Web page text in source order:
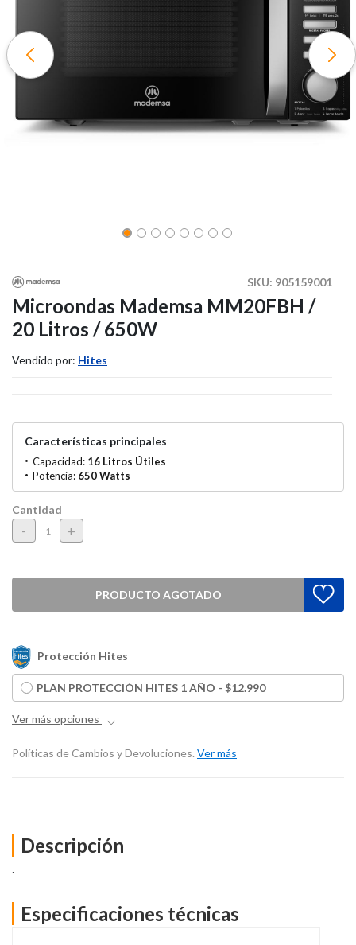
SKU: 905159001
Microondas Mademsa MM20FBH /
20 Litros / 650W
Vendido por: Hites
Características principales
Capacidad: 16 Litros Útiles
Potencia: 650 Watts
Cantidad
- +
PRODUCTO AGOTADO
Protección Hites
PLAN PROTECCIÓN HITES 1 AÑO - $12.990
Ver más opciones
Políticas de Cambios y Devoluciones. Ver más
Descripción
Especificaciones técnicas